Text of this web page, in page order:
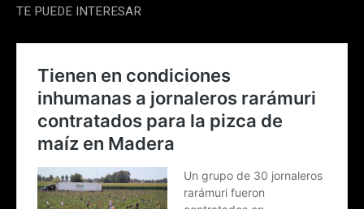
TE PUEDE INTERESAR